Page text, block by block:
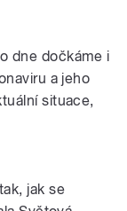
dne dočkáme i
a jeho
situace,
jak se